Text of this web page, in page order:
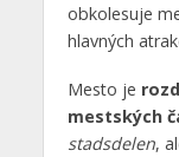
obkolesuje
hlavných
Mesto je
mestských
stadsdelen,